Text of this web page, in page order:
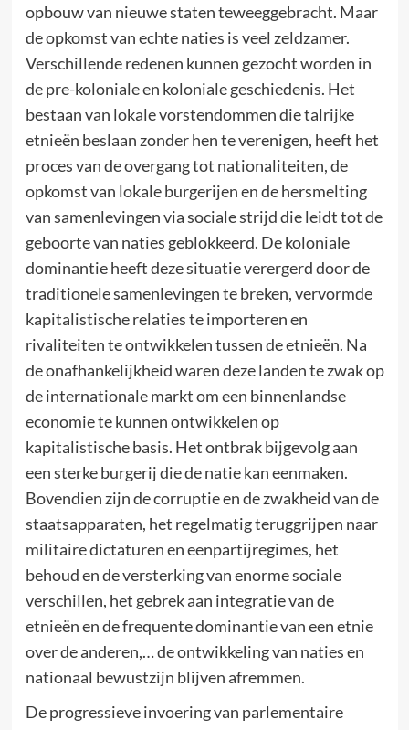
opbouw van nieuwe staten teweeggebracht. Maar
de opkomst van echte naties is veel zeldzamer.
Verschillende redenen kunnen gezocht worden in
de pre-koloniale en koloniale geschiedenis. Het
bestaan van lokale vorstendommen die talrijke
etnieën beslaan zonder hen te verenigen, heeft het
proces van de overgang tot nationaliteiten, de
opkomst van lokale burgerijen en de hersmelting
van samenlevingen via sociale strijd die leidt tot de
geboorte van naties geblokkeerd. De koloniale
dominantie heeft deze situatie verergerd door de
traditionele samenlevingen te breken, vervormde
kapitalistische relaties te importeren en
rivaliteiten te ontwikkelen tussen de etnieën. Na
de onafhankelijkheid waren deze landen te zwak op
de internationale markt om een binnenlandse
economie te kunnen ontwikkelen op
kapitalistische basis. Het ontbrak bijgevolg aan
een sterke burgerij die de natie kan eenmaken.
Bovendien zijn de corruptie en de zwakheid van de
staatsapparaten, het regelmatig teruggrijpen naar
militaire dictaturen en eenpartijregimes, het
behoud en de versterking van enorme sociale
verschillen, het gebrek aan integratie van de
etnieën en de frequente dominantie van een etnie
over de anderen,… de ontwikkeling van naties en
nationaal bewustzijn blijven afremmen.
De progressieve invoering van parlementaire